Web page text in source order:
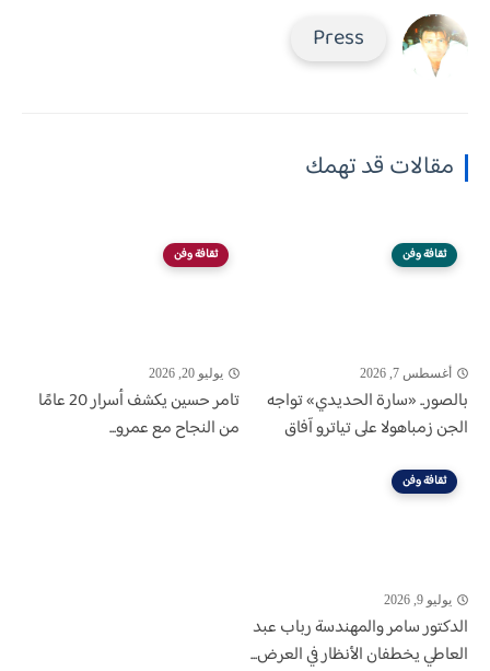
Press
مقالات قد تهمك
ثقافة وفن
أغسطس 7, 2026
بالصور.. «سارة الحديدي» تواجه
الجن زمباهولا على تياترو آفاق
ثقافة وفن
يوليو 20, 2026
تامر حسين يكشف أسرار 20 عامًا
من النجاح مع عمرو...
ثقافة وفن
يوليو 9, 2026
الدكتور سامر والمهندسة رباب عبد
العاطي يخطفان الأنظار في العرض...